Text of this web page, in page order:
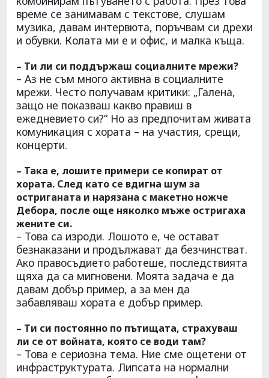
време се занимавам с текстове, слушам
музика, давам интервюта, поръчвам си дрехи
и обувки. Колата ми е и офис, и малка къща.
– Ти ли си поддържаш социалните мрежи?
– Аз не съм много активна в социалните
мрежи. Често получавам критики: „Галена,
защо не показваш какво правиш в
ежедневието си?“ Но аз предпочитам живата
комуникация с хората – на участия, срещи,
концерти.
– Така е, лошите примери се копират от
хората. След като се вдигна шум за
остриганата и нарязана с макетно ножче
Дебора, после още няколко мъже остригаха
жените си.
– Това са изроди. Лошото е, че остават
безнаказани и продължават да безчинстват.
Ако правосъдието работеше, последствията
щяха да са мигновени. Моята задача е да
давам добър пример, а за мен да
забавляваш хората е добър пример.
– Ти си постоянно по пътищата, страхуваш
ли се от войната, която се води там?
– Това е сериозна тема. Ние сме ощетени от
инфраструктурата. Липсата на нормални